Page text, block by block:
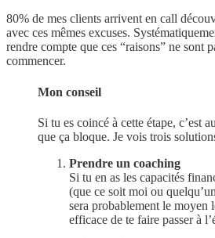
80% de mes clients arrivent en call
avec ces mêmes excuses.
rendre compte que ces “raisons” ne sont
commencer.
Mon conseil
Si tu es coincé à cette étape, c’est
que ça bloque. Je vois trois
Prendre un coaching
Si tu en as les capacités
(que ce soit moi ou
sera probablement le moyen
efficace de te faire passer à